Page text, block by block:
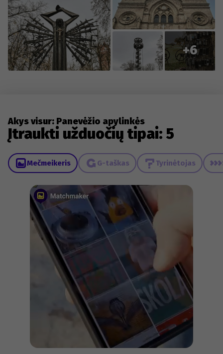
+6
Akys visur: Panevėžio apylinkės
Įtraukti užduočių tipai: 5
Mečmeikeris G-taškas Tyrinėtojas